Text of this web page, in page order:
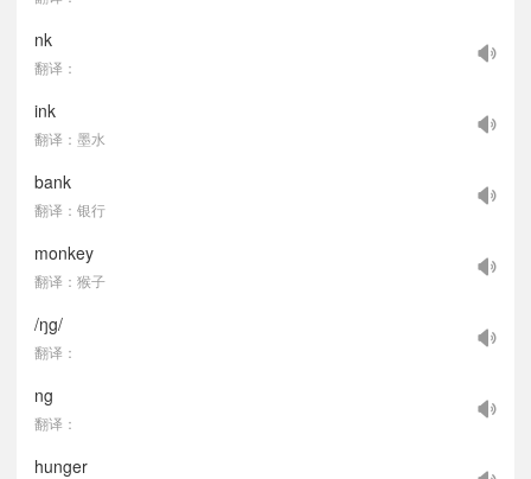
nk
翻译：
ink
翻译：墨水
bank
翻译：银行
monkey
翻译：猴子
/ŋg/
翻译：
ng
翻译：
hunger